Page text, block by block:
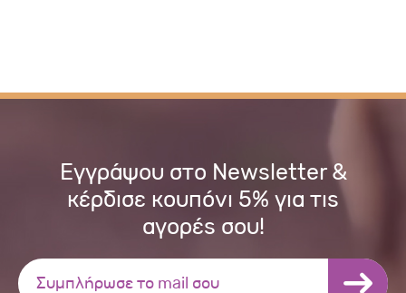
Εγγράψου στο Newsletter &
κέρδισε κουπόνι 5% για τις
αγορές σου!